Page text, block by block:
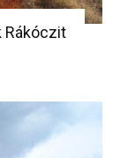
Rákóczit